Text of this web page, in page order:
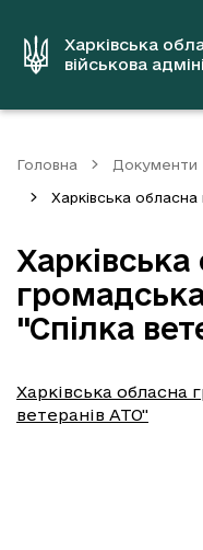
вмістуХарківська
військова
Головна Документи
Харківська обласна
громадська
"Спілка
Харківська обласна
ветеранів АТО"